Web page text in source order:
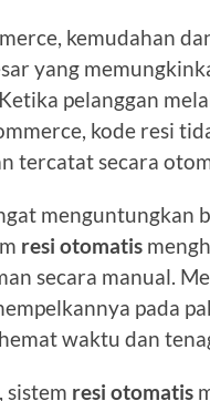
kemudahan
yang
pelanggan
kode resi
tercatat secara
menguntungkan
resi otomatis
secara manual.
pada
waktu dan
sistem resi otomatis